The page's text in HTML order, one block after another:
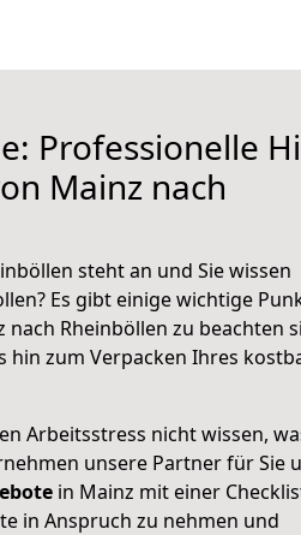
Professionelle
Mainz nach
steht an und Sie wissen
Es gibt einige wichtige
Rheinböllen zu beachten
hin zum Verpacken Ihres
Arbeitsstress nicht wissen,
unsere Partner für Sie
in Mainz mit einer
in Anspruch zu nehmen und